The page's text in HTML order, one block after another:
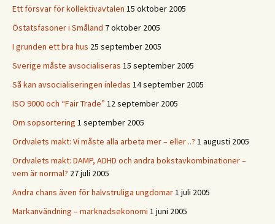
Ett försvar för kollektivavtalen 15 oktober 2005
Östatsfasoner i Småland 7 oktober 2005
I grunden ett bra hus 25 september 2005
Sverige måste avsocialiseras 15 september 2005
Så kan avsocialiseringen inledas 14 september 2005
ISO 9000 och “Fair Trade” 12 september 2005
Om sopsortering 1 september 2005
Ordvalets makt: Vi måste alla arbeta mer – eller ..? 1 augusti 2005
Ordvalets makt: DAMP, ADHD och andra bokstavkombinationer –
vem är normal? 27 juli 2005
Andra chans även för halvstruliga ungdomar1 juli 2005
Markanvändning – marknadsekonomi 1 juni 2005